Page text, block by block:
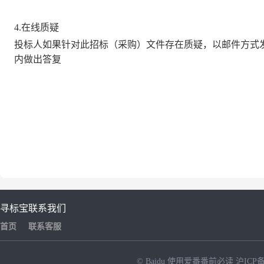
4.在线质疑
投标人如果针对此招标（采购）文件存在质疑，以邮件方式
内做出答复
寻标宝
首页
联系我们
联系客服
© Baidu 使用爱番番前必读 沪ICP